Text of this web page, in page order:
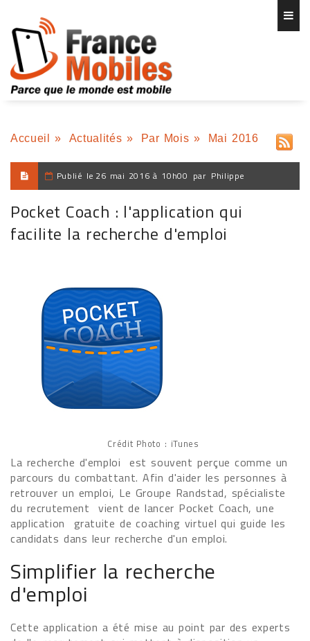
Accueil » Actualités » Par Mois » Mai 2016
Publié le 26 mai 2016 à 10h00 par Philippe
Pocket Coach : l'application qui
facilite la recherche d'emploi
Crédit Photo : iTunes
La recherche d'emploi est souvent perçue comme un
parcours du combattant. Afin d'aider les personnes à
retrouver un emploi, Le Groupe Randstad, spécialiste
du recrutement vient de lancer Pocket Coach, une
application gratuite de coaching virtuel qui guide les
candidats dans leur recherche d'un emploi.
Simplifier la recherche
d'emploi
Cette application a été mise au point par des experts